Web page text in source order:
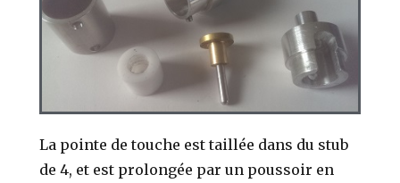
La pointe de touche est taillée dans du stub
de 4, et est prolongée par un poussoir en